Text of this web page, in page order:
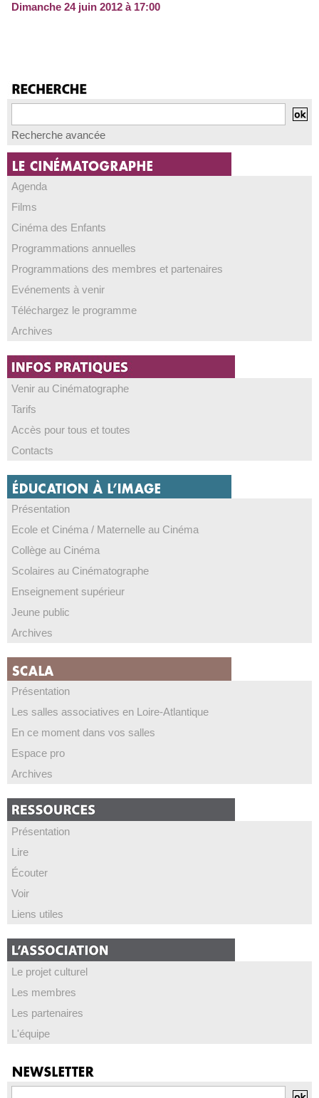
Dimanche 24 juin 2012 à 17:00
Recherche avancée
Agenda
Films
Cinéma des Enfants
Programmations annuelles
Programmations des membres et partenaires
Evénements à venir
Téléchargez le programme
Archives
Venir au Cinématographe
Tarifs
Accès pour tous et toutes
Contacts
Présentation
Ecole et Cinéma / Maternelle au Cinéma
Collège au Cinéma
Scolaires au Cinématographe
Enseignement supérieur
Jeune public
Archives
Présentation
Les salles associatives en Loire-Atlantique
En ce moment dans vos salles
Espace pro
Archives
Présentation
Lire
Écouter
Voir
Liens utiles
Le projet culturel
Les membres
Les partenaires
L'équipe